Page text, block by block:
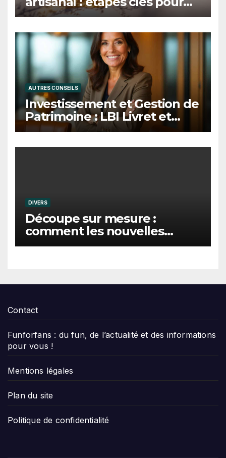
réussir ses premiers savons
AUTRES CONSEILS
Investissement et Gestion de
Patrimoine : LBI Livret et
Bourse Investissements et
DIVERS
Découpe sur mesure :
comment les nouvelles
technologies transforment-
Contact
Funforfans : du fun, de l’actualité et des informations
pour vous !
Mentions légales
Plan du site
Politique de confidentialité